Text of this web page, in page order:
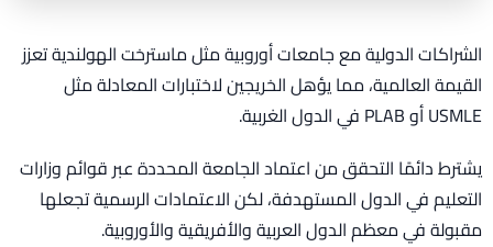
الشراكات الدولية مع جامعات أوروبية مثل ماسترخت الهولندية تعزز
القيمة العالمية، مما يؤهل الخريجين لاختبارات المعادلة مثل
USMLE أو PLAB في الدول الغربية.
يشترط دائمًا التحقق من اعتماد الجامعة المحددة عبر قوائم وزارات
التعليم في الدول المستهدفة، لكن الاعتمادات الرسمية تجعلها
مقبولة في معظم الدول العربية والأفريقية والأوروبية.